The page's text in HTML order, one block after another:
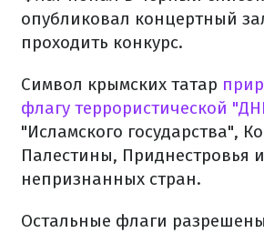
опубликовал концертный
проходить конкурс.
Символ крымских татар
флагу террористической
"Исламского государства",
Палестины, Приднестровья
непризнанных стран.
Остальные флаги